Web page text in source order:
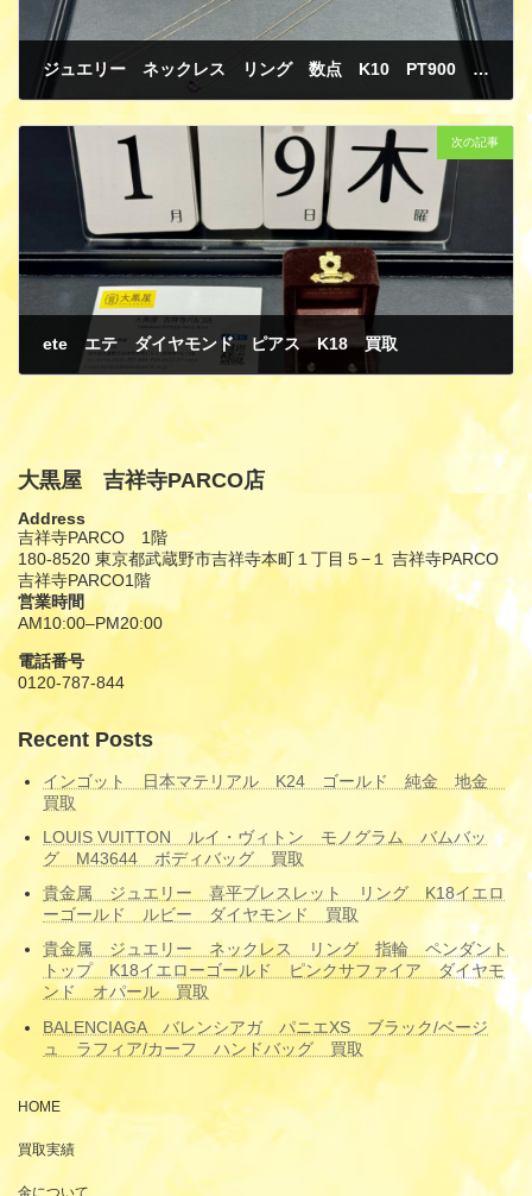
ジュエリー ネックレス リング 数点 K10 PT900 ダイヤモンド ピンクトルマリン アメジスト ピンクサファイヤ 買取
次の記事
ete エテ ダイヤモンド ピアス K18 買取
大黒屋 吉祥寺PARCO店
Address
吉祥寺PARCO 1階
180-8520 東京都武蔵野市吉祥寺本町１丁目５−１ 吉祥寺PARCO
吉祥寺PARCO1階
営業時間
AM10:00–PM20:00
電話番号
0120-787-844
Recent Posts
インゴット 日本マテリアル K24 ゴールド 純金 地金
買取
LOUIS VUITTON ルイ・ヴィトン モノグラム バムバッ
グ M43644 ボディバッグ 買取
貴金属 ジュエリー 喜平ブレスレット リング K18イエロ
ーゴールド ルビー ダイヤモンド 買取
貴金属 ジュエリー ネックレス リング 指輪 ペンダント
トップ K18イエローゴールド ピンクサファイア ダイヤモ
ンド オパール 買取
BALENCIAGA バレンシアガ パニエXS ブラック/ベージ
ュ ラフィア/カーフ ハンドバッグ 買取
HOME
買取実績
金について